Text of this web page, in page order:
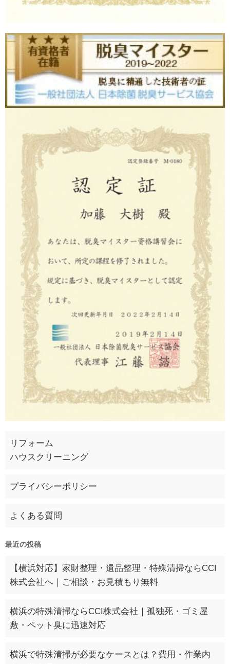
リフォーム
ハウスクリーニング
プライバシーポリシー
よくある質問
最近の投稿
【横浜対応】家財整理・遺品整理・特殊清掃ならCCI
株式会社へ｜ご相談・お見積もり無料
横浜の特殊清掃ならCCI株式会社｜孤独死・ゴミ屋
敷・ペット臭に迅速対応
横浜で特殊清掃が必要なケースとは？費用・作業内